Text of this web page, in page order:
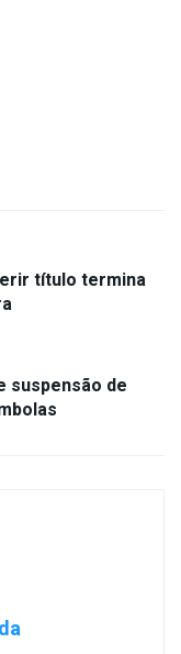
título termina
suspensão de